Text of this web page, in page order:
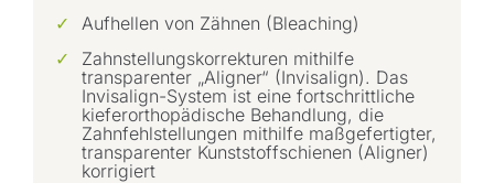
Aufhellen von Zähnen (Bleaching)
Zahnstellungskorrekturen mithilfe
transparenter „Aligner“ (Invisalign). Das
Invisalign-System ist eine fortschrittliche
kieferorthopädische Behandlung, die
Zahnfehlstellungen mithilfe maßgefertigter,
transparenter Kunststoffschienen (Aligner)
korrigiert